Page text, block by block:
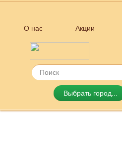
О нас Акции
Выбрать город...